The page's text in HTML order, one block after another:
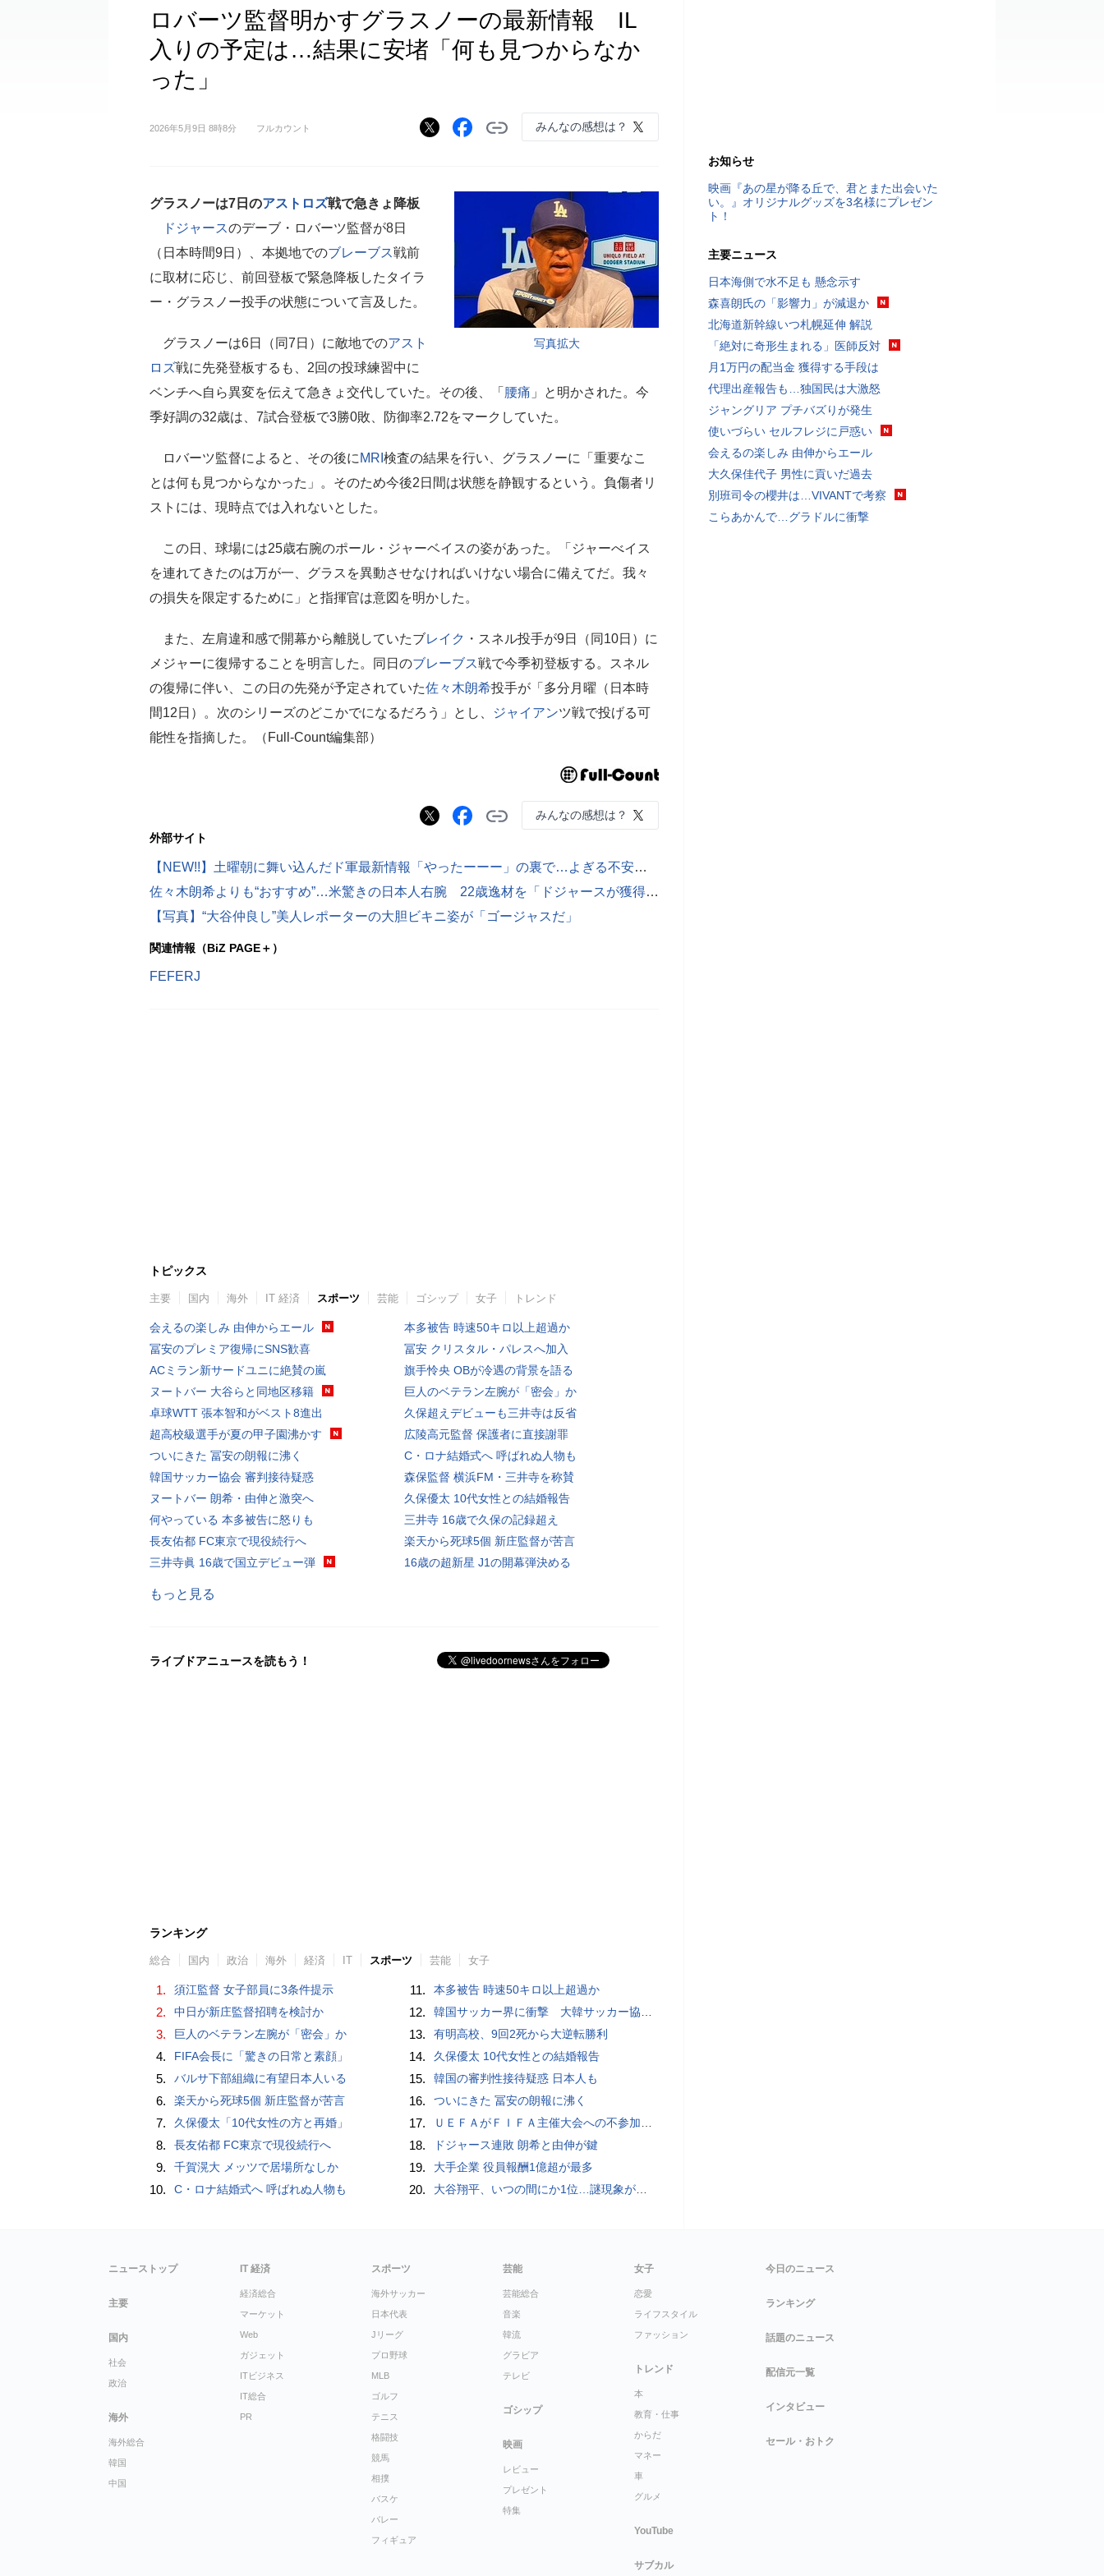
ロバーツ監督明かすグラスノーの最新情報 IL
入りの予定は…結果に安堵「何も見つからなか
った」
2026年5月9日 8時8分 フルカウント みんなの感想は？
写真拡大
グラスノーは7日のアストロズ戦で急きょ降板
ドジャースのデーブ・ロバーツ監督が8日
（日本時間9日）、本拠地でのブレーブス戦前
に取材に応じ、前回登板で緊急降板したタイラ
ー・グラスノー投手の状態について言及した。
グラスノーは6日（同7日）に敵地でのアスト
ロズ戦に先発登板するも、2回の投球練習中に
ベンチへ自ら異変を伝えて急きょ交代していた。その後、「 腰痛 」と明かされた。今
季好調の32歳は、7試合登板で3勝0敗、防御率2.72をマークしていた。
ロバーツ監督によると、その後に MRI 検査の結果を行い、グラスノーに「重要なこ
とは何も見つからなかった」。そのため今後2日間は状態を静観するという。負傷者リ
ストには、現時点では入れないとした。
この日、球場には25歳右腕のポール・ジャーベイスの姿があった。「ジャーべイス
を連れてきたのは万が一、グラスを異動させなければいけない場合に備えてだ。我々
の損失を限定するために」と指揮官は意図を明かした。
また、左肩違和感で開幕から離脱していたブレイク ・スネル投手が9日（同10日）に
メジャーに復帰することを明言した。同日のブレーブス戦で今季初登板する。スネル
の復帰に伴い、この日の先発が予定されていた佐々木朗希投手が「多分月曜（日本時
間12日）。次のシリーズのどこかでになるだろう」とし、
ジャイアンツ戦で投げる可
能性を指摘した。（Full-Count編集部）
みんなの感想は？
外部サイト
【NEW!!】土曜朝に舞い込んだド軍最新情報「やったーーー」の裏で…よぎる不安「ってことは」
佐々木朗希よりも“おすすめ”…米驚きの日本人右腕 22歳逸材を「ドジャースが獲得しそう」
【写真】“大谷仲良し”美人レポーターの大胆ビキニ姿が「ゴージャスだ」
関連情報（BiZ PAGE＋）
FEFERJ
トピックス
主要 国内 海外 IT 経済 スポーツ 芸能 ゴシップ 女子 トレンド
会えるの楽しみ 由伸からエール
冨安のプレミア復帰にSNS歓喜
ACミラン新サードユニに絶賛の嵐
ヌートバー 大谷らと同地区移籍
卓球WTT 張本智和がベスト8進出
超高校級選手が夏の甲子園沸かす
ついにきた 冨安の朗報に沸く
韓国サッカー協会 審判接待疑惑
ヌートバー 朗希・由伸と激突へ
何やっている 本多被告に怒りも
長友佑都 FC東京で現役続行へ
三井寺眞 16歳で国立デビュー弾
本多被告 時速50キロ以上超過か
冨安 クリスタル・パレスへ加入
旗手怜央 OBが冷遇の背景を語る
巨人のベテラン左腕が「密会」か
久保超えデビューも三井寺は反省
広陵高元監督 保護者に直接謝罪
C・ロナ結婚式へ 呼ばれぬ人物も
森保監督 横浜FM・三井寺を称賛
久保優太 10代女性との結婚報告
三井寺 16歳で久保の記録超え
楽天から死球5個 新庄監督が苦言
16歳の超新星 J1の開幕弾決める
もっと見る
ライブドアニュースを読もう！
ランキング
総合 国内 政治 海外 経済 IT スポーツ 芸能 女子
1. 須江監督 女子部員に3条件提示
2. 中日が新庄監督招聘を検討か
3. 巨人のベテラン左腕が「密会」か
4. FIFA会長に「驚きの日常と素顔」
5. バルサ下部組織に有望日本人いる
6. 楽天から死球5個 新庄監督が苦言
7. 久保優太「10代女性の方と再婚」
8. 長友佑都 FC東京で現役続行へ
9. 千賀滉大 メッツで居場所なしか
10. C・ロナ結婚式へ 呼ばれぬ人物も
11. 本多被告 時速50キロ以上超過か
12. 韓国サッカー界に衝撃 大韓サッカー協会に外国人審判への“性的接待”疑惑 韓国メディアが報道
13. 有明高校、9回2死から大逆転勝利
14. 久保優太 10代女性との結婚報告
15. 韓国の審判性接待疑惑 日本人も
16. ついにきた 冨安の朗報に沸く
17. ＵＥＦＡがＦＩＦＡ主催大会への不参加継続、会長への「全面支持」表明に反発…「状況は何も変わらない」
18. ドジャース連敗 朗希と由伸が鍵
19. 大手企業 役員報酬1億超が最多
20. 大谷翔平、いつの間にか1位…謎現象が「おかしいですわ」 “囁き”消し去る「意味不明な男」
お知らせ
映画『あの星が降る丘で、君とまた出会いた
い。』オリジナルグッズを3名様にプレゼン
ト！
主要ニュース
日本海側で水不足も 懸念示す
森喜朗氏の「影響力」が減退か
北海道新幹線いつ札幌延伸 解説
「絶対に奇形生まれる」医師反対
月1万円の配当金 獲得する手段は
代理出産報告も…独国民は大激怒
ジャングリア プチバズりが発生
使いづらい セルフレジに戸惑い
会えるの楽しみ 由伸からエール
大久保佳代子 男性に貢いだ過去
別班司令の櫻井は…VIVANTで考察
こらあかんで…グラドルに衝撃
ニューストップ
主要
国内
社会
政治
海外
海外総合
韓国
中国
IT 経済
経済総合
マーケット
Web
ガジェット
ITビジネス
IT総合
PR
スポーツ
海外サッカー
日本代表
Jリーグ
プロ野球
MLB
ゴルフ
テニス
格闘技
競馬
相撲
バスケ
バレー
フィギュア
芸能
芸能総合
音楽
韓流
グラビア
テレビ
ゴシップ
映画
レビュー
プレゼント
特集
女子
恋愛
ライフスタイル
ファッション
トレンド
本
教育・仕事
からだ
マネー
車
グルメ
YouTube
サブカル
今日のニュース
ランキング
話題のニュース
配信元一覧
インタビュー
セール・おトク